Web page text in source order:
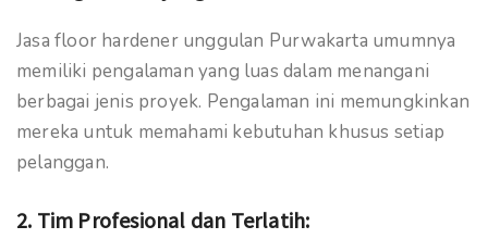
Jasa floor hardener unggulan Purwakarta umumnya
memiliki pengalaman yang luas dalam menangani
berbagai jenis proyek. Pengalaman ini memungkinkan
mereka untuk memahami kebutuhan khusus setiap
pelanggan.
2. Tim Profesional dan Terlatih: